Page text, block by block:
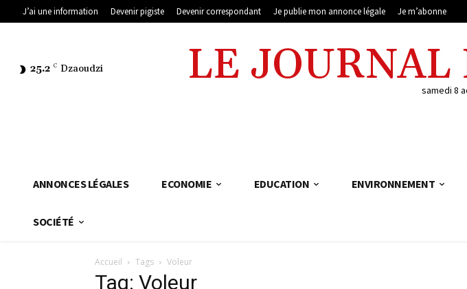
J’ai une information Devenir pigiste Devenir correspondant Je publie mon annonce légale Je m’abonne
25.2 C Dzaoudzi LE JOURNAL
samedi 8
ANNONCES LÉGALES ECONOMIE EDUCATION ENVIRONNEMENT
SOCIÉTÉ
Accueil Tags Voleur
Tag: Voleur